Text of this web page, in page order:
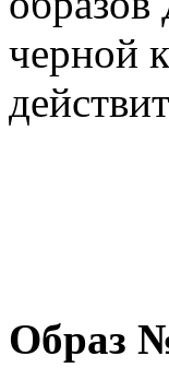
черной
Образ